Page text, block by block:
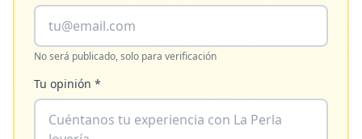
No será publicado, solo para verificación
Tu opinión *